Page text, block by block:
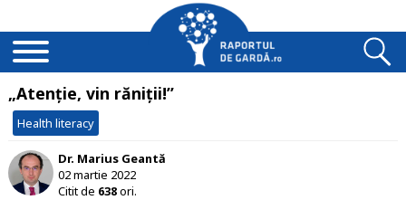
„Atenție, vin răniții!”
Health literacy
Dr. Marius Geantă
02 martie 2022
Citit de 638ori.